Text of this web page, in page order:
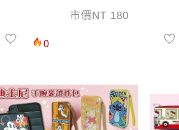
市價NT 180
0